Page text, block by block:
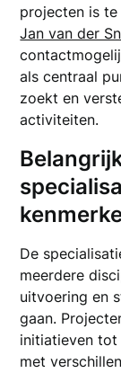
projecten is
Jan van der
als centraal
zoekt en
activiteiten.
De
meerdere
uitvoering en
gaan.
initiatieven
met